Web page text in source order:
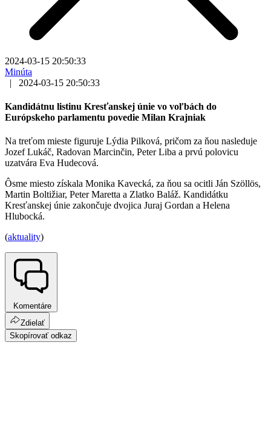
2024-03-15 20:50:33
Minúta
|
2024-03-15 20:50:33
Kandidátnu listinu Kresťanskej únie vo voľbách do
Európskeho parlamentu povedie Milan Krajniak
Na treťom mieste figuruje Lýdia Pilková, pričom za ňou nasleduje
Jozef Lukáč, Radovan Marcinčin, Peter Liba a prvú polovicu
uzatvára Eva Hudecová.
Ôsme miesto získala Monika Kavecká, za ňou sa ocitli Ján Szöllös,
Martin Boltižiar, Peter Maretta a Zlatko Baláž. Kandidátku
Kresťanskej únie zakončuje dvojica Juraj Gordan a Helena
Hlubocká.
(aktuality)
Komentáre
Zdielať
Skopírovať odkaz